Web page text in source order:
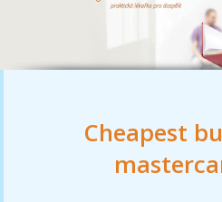
Cheapest